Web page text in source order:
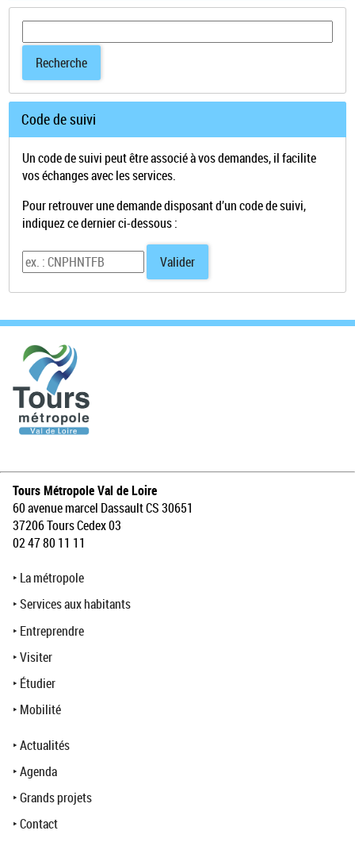
Recherche
Code de suivi
Un code de suivi peut être associé à vos demandes, il facilite
vos échanges avec les services.
Pour retrouver une demande disposant d’un code de suivi,
indiquez ce dernier ci-dessous :
Code de suivi
Valider
Tours Métropole Val de Loire
60 avenue marcel Dassault CS 30651
37206 Tours Cedex 03
02 47 80 11 11
‣ La métropole
‣Services aux habitants
‣ Entreprendre
‣Visiter
‣ Étudier
‣ Mobilité
‣Actualités
‣Agenda
‣Grands projets
‣Contact